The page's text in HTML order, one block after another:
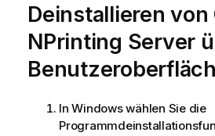
Deinstallieren von
NPrinting Server
InWindowswählen Sie die